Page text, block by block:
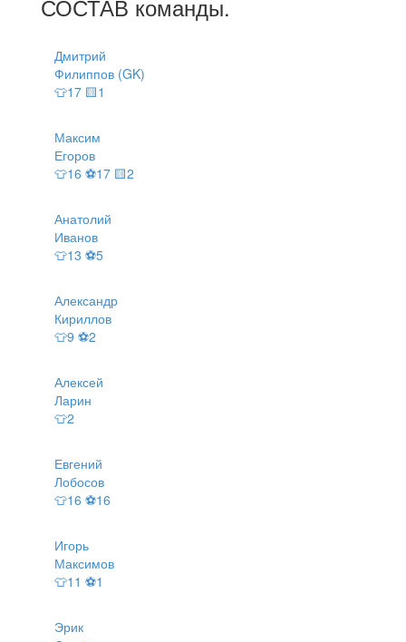
СОСТАВ команды.
Дмитрий
Филиппов (GK)
👕17 🟨1
Максим
Егоров
👕16 ⚽17 🟨2
Анатолий
Иванов
👕13 ⚽5
Александр
Кириллов
👕9 ⚽2
Алексей
Ларин
👕2
Евгений
Лобосов
👕16 ⚽16
Игорь
Максимов
👕11 ⚽1
Эрик